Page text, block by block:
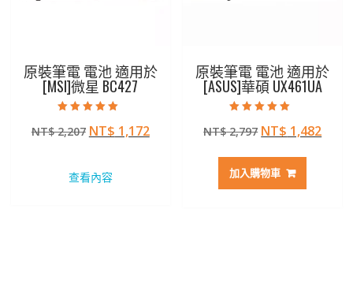
原裝筆電 電池 適用於
[MSI]微星 BC427
5.00
滿分 5
NT$2,207 原
格：
NT$ 1,172目
查看內容
原裝筆電 電池 適用於
[ASUS]華碩 UX461UA
5.00
滿分 5
NT$2,797 原
價
格：
NT$ 1,482目
加入購物車